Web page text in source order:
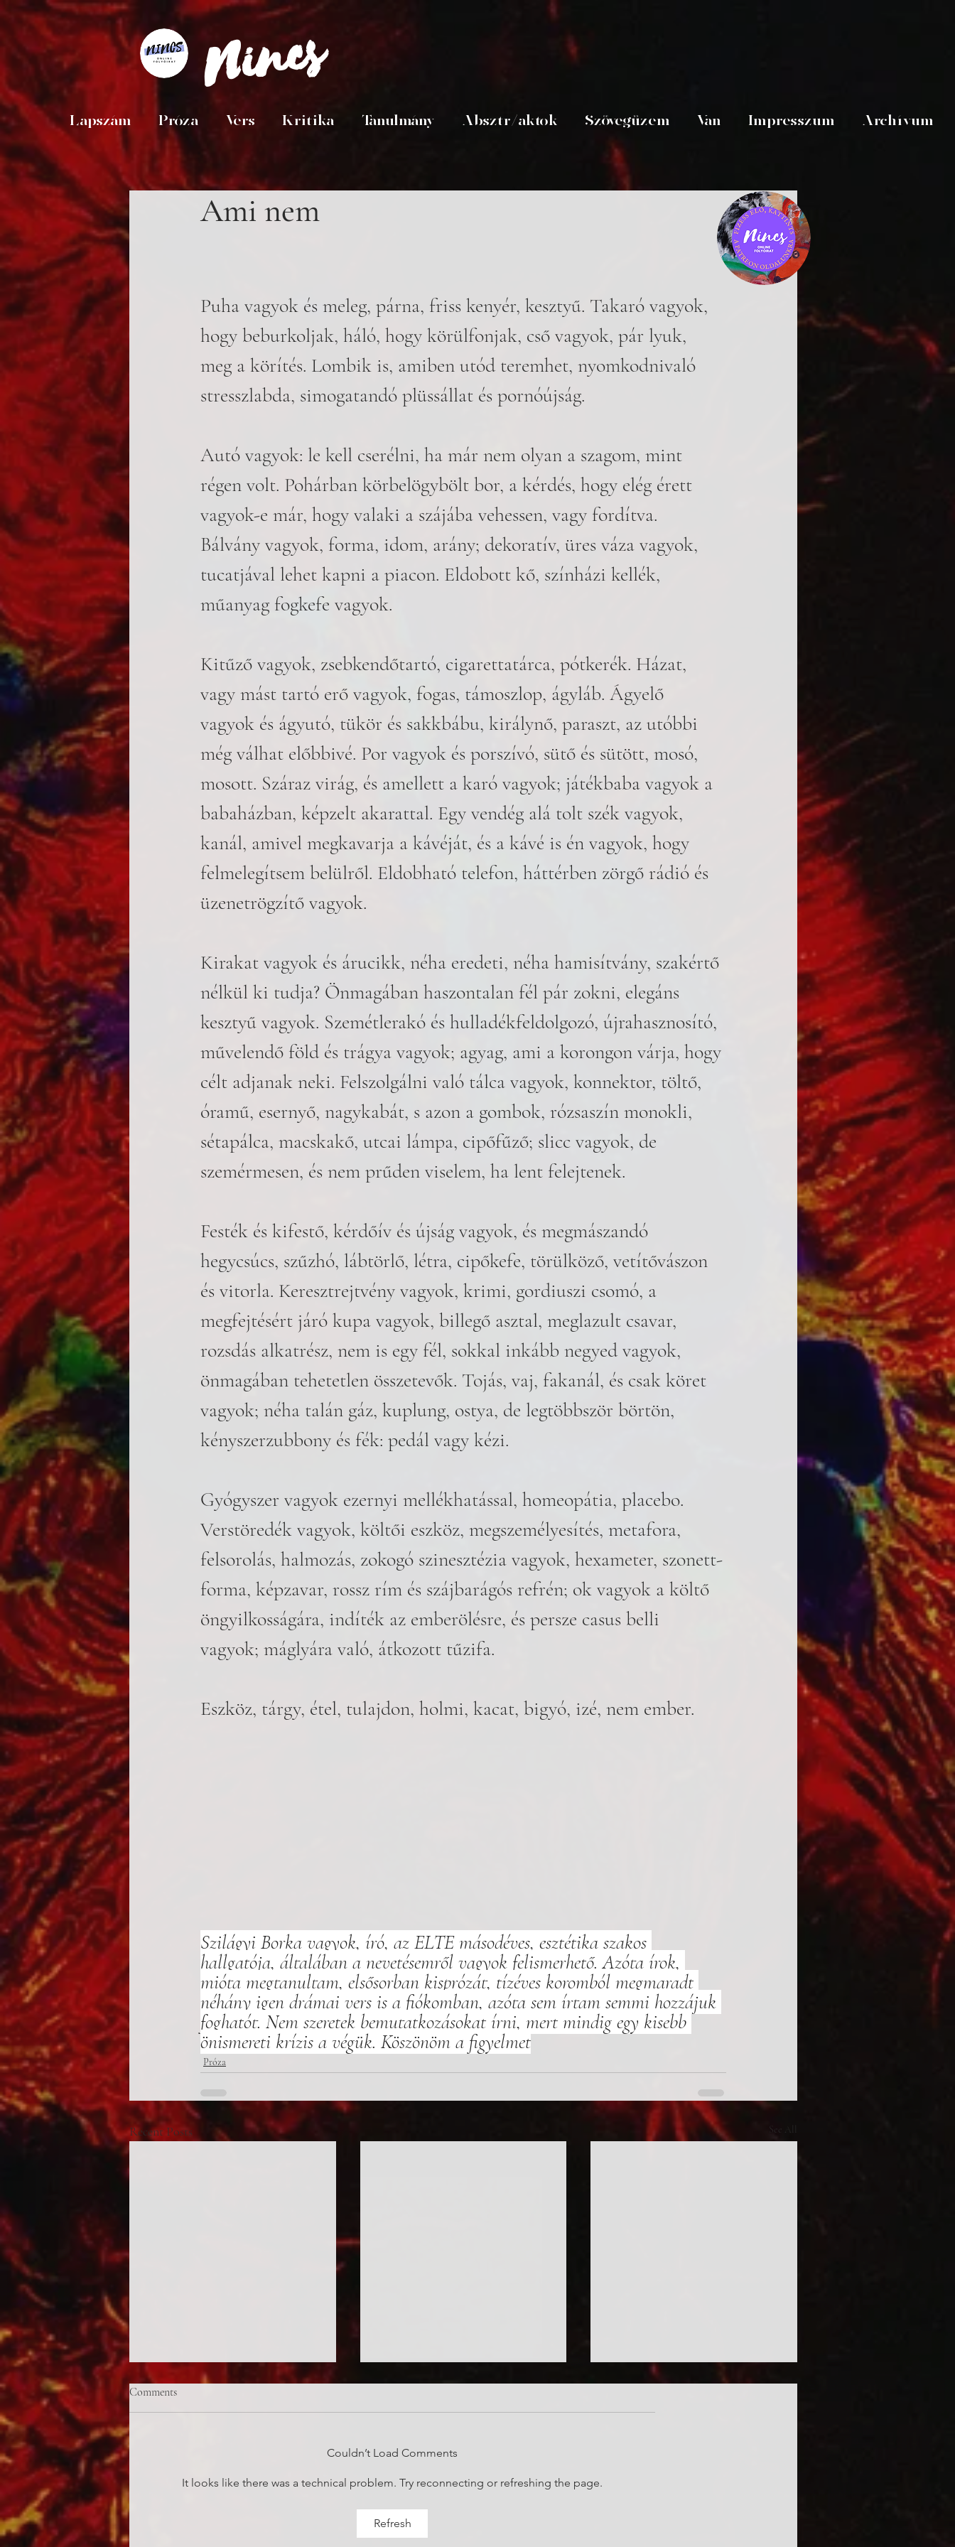
Nincs
Lapszám Próza Vers Kritika Tanulmány Absztr/aktok Szövegüzem Van Impresszum Archívum
Ami nem
Puha vagyok és meleg, párna, friss kenyér, kesztyű. Takaró vagyok,
hogy beburkoljak, háló, hogy körülfonjak, cső vagyok, pár lyuk,
meg a körítés. Lombik is, amiben utód teremhet, nyomkodnivaló
stresszlabda, simogatandó plüssállat és pornóújság.
Autó vagyok: le kell cserélni, ha már nem olyan a szagom, mint
régen volt. Pohárban körbelögybölt bor, a kérdés, hogy elég érett
vagyok-e már, hogy valaki a szájába vehessen, vagy fordítva.
Bálvány vagyok, forma, idom, arány; dekoratív, üres váza vagyok,
tucatjával lehet kapni a piacon. Eldobott kő, színházi kellék,
műanyag fogkefe vagyok.
Kitűző vagyok, zsebkendőtartó, cigarettatárca, pótkerék. Házat,
vagy mást tartó erő vagyok, fogas, támoszlop, ágyláb. Ágyelő
vagyok és ágyutó, tükör és sakkbábu, királynő, paraszt, az utóbbi
még válhat előbbivé. Por vagyok és porszívó, sütő és sütött, mosó,
mosott. Száraz virág, és amellett a karó vagyok; játékbaba vagyok a
babaházban, képzelt akarattal. Egy vendég alá tolt szék vagyok,
kanál, amivel megkavarja a kávéját, és a kávé is én vagyok, hogy
felmelegítsem belülről. Eldobható telefon, háttérben zörgő rádió és
üzenetrögzítő vagyok.
Kirakat vagyok és árucikk, néha eredeti, néha hamisítvány, szakértő
nélkül ki tudja? Önmagában haszontalan fél pár zokni, elegáns
kesztyű vagyok. Szemétlerakó és hulladékfeldolgozó, újrahasznosító,
művelendő föld és trágya vagyok; agyag, ami a korongon várja, hogy
célt adjanak neki. Felszolgálni való tálca vagyok, konnektor, töltő,
óramű, esernyő, nagykabát, s azon a gombok, rózsaszín monokli,
sétapálca, macskakő, utcai lámpa, cipőfűző; slicc vagyok, de
szemérmesen, és nem prűden viselem, ha lent felejtenek.
Festék és kifestő, kérdőív és újság vagyok, és megmászandó
hegycsúcs, szűzhó, lábtörlő, létra, cipőkefe, törülköző, vetítővászon
és vitorla. Keresztrejtvény vagyok, krimi, gordiuszi csomó, a
megfejtésért járó kupa vagyok, billegő asztal, meglazult csavar,
rozsdás alkatrész, nem is egy fél, sokkal inkább negyed vagyok,
önmagában tehetetlen összetevők. Tojás, vaj, fakanál, és csak köret
vagyok; néha talán gáz, kuplung, ostya, de legtöbbször börtön,
kényszerzubbony és fék: pedál vagy kézi.
Gyógyszer vagyok ezernyi mellékhatással, homeopátia, placebo.
Verstöredék vagyok, költői eszköz, megszemélyesítés, metafora,
felsorolás, halmozás, zokogó szinesztézia vagyok, hexameter, szonett-
forma, képzavar, rossz rím és szájbarágós refrén; ok vagyok a költő
öngyilkosságára, indíték az emberölésre, és persze casus belli
vagyok; máglyára való, átkozott tűzifa.
Eszköz, tárgy, étel, tulajdon, holmi, kacat, bigyó, izé, nem ember.
Szilágyi Borka vagyok, író, az ELTE másodéves, esztétika szakos
hallgatója, általában a nevetésemről vagyok felismerhető. Azóta írok,
mióta megtanultam, elsősorban kisprózát, tízéves koromból megmaradt
néhány igen drámai vers is a fiókomban, azóta sem írtam semmi hozzájuk
foghatót. Nem szeretek bemutatkozásokat írni, mert mindig egy kisebb
önismereti krízis a végük. Köszönöm a figyelmet
Próza
Recent Posts See All
Comments
Couldn’t Load Comments
It looks like there was a technical problem. Try reconnecting or refreshing the page.
Refresh